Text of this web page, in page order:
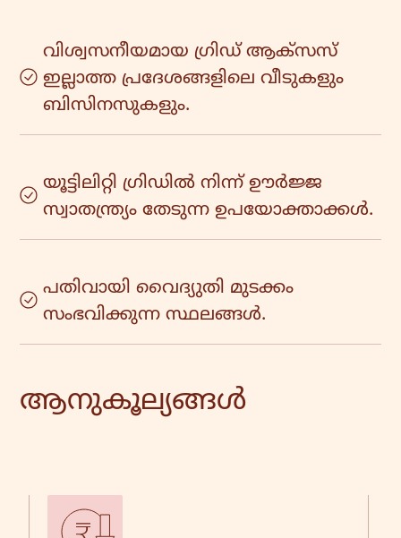
വിശ്വസനീയമായ ഗ്രിഡ് ആക്‌സസ്
ഇല്ലാത്ത പ്രദേശങ്ങളിലെ വീടുകളും
ബിസിനസുകളും.
യൂട്ടിലിറ്റി ഗ്രിഡിൽ നിന്ന് ഊർജ്ജ
സ്വാതന്ത്ര്യം തേടുന്ന ഉപയോക്താക്കൾ.
പതിവായി വൈദ്യുതി മുടക്കം
സംഭവിക്കുന്ന സ്ഥലങ്ങൾ.
ആനുകൂല്യങ്ങൾ